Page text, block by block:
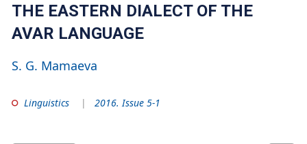
THE EASTERN DIALECT OF THE
AVAR LANGUAGE
S. G. Mamaeva
Linguistics 2016. Issue 5-1